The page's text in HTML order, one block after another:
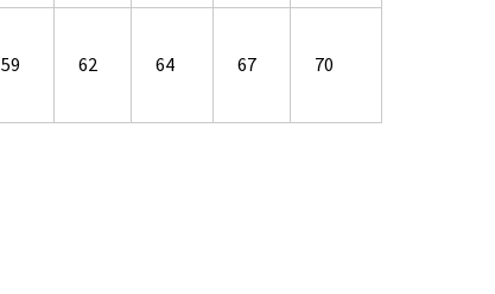
59 62 64 67 70